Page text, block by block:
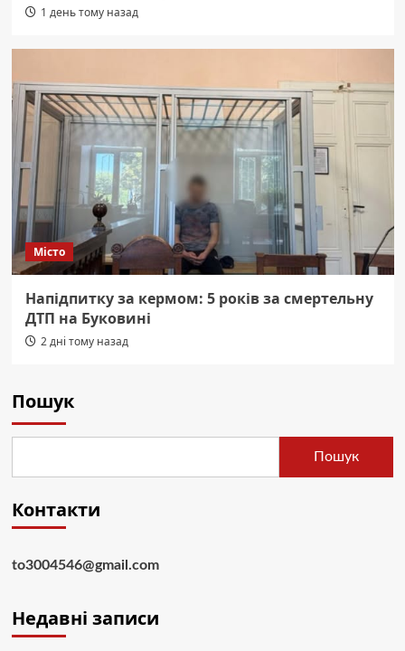
1 день тому назад
Місто
Напідпитку за кермом: 5 років за смертельну
ДТП на Буковині
2 дні тому назад
Пошук
Пошук
Контакти
to3004546@gmail.com
Недавні записи